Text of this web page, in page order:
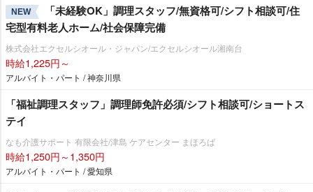
NEW
「未経験OK」調理スタッフ/無資格可/シフト相談可/住
宅型有料老人ホーム/社会保障完備
株式会社エクセルシオール・ジャパン/エクセルシオール湘南台
時給1,225円～
アルバイト・パート / 神奈川県
「福祉調理スタッフ」調理師免許必須/シフト相談可/ショートス
テイ
なも介護サポート 有限会社/津島 ケアセンター まほろば
時給1,250円～1,350円
アルバイト・パート / 愛知県